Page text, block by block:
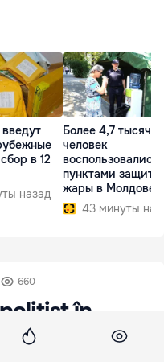
в 12
назад
Более 4,7 тысячи
человек
воспользовались
пунктами защиты
жары в Молдове
43 минуты
660
în